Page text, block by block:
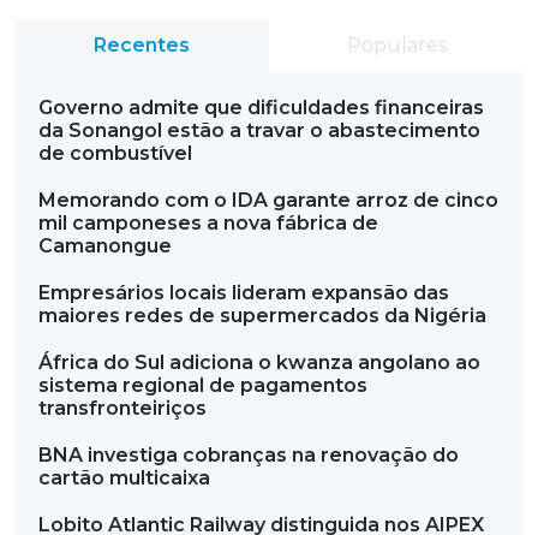
Recentes Populares
Governo admite que dificuldades financeiras
da Sonangol estão a travar o abastecimento
de combustível
Memorando com o IDA garante arroz de cinco
mil camponeses a nova fábrica de
Camanongue
Empresários locais lideram expansão das
maiores redes de supermercados da Nigéria
África do Sul adiciona o kwanza angolano ao
sistema regional de pagamentos
transfronteiriços
BNA investiga cobranças na renovação do
cartão multicaixa
Lobito Atlantic Railway distinguida nos AIPEX